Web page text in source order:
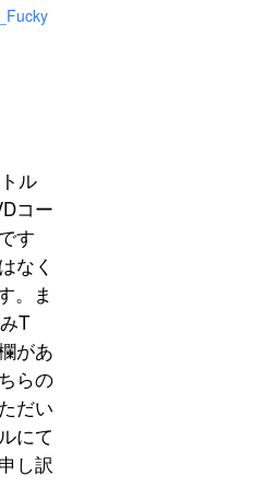
ル
コー
す
なく
。ま
T
があ
らの
だい
にて
し訳